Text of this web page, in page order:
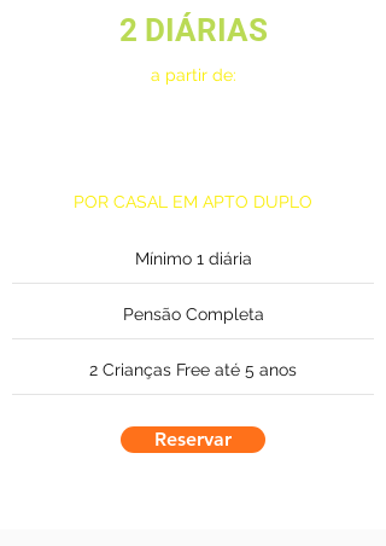
2 DIÁRIAS
a partir de:
POR CASAL EM APTO DUPLO
Mínimo 1 diária
Pensão Completa
2 Crianças Free até 5 anos
Reservar